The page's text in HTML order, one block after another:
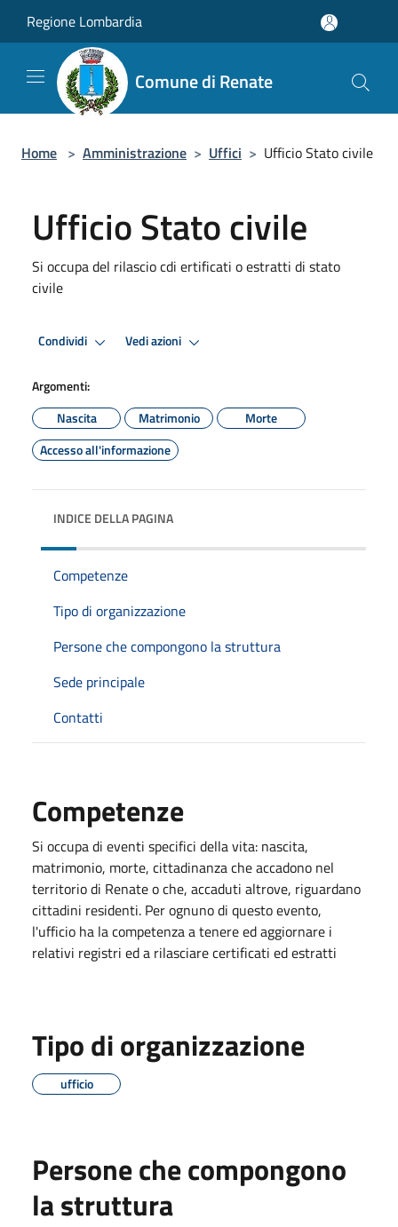
Regione Lombardia
Comune di Renate
Home > Amministrazione > Uffici > Ufficio Stato civile
Ufficio Stato civile
Si occupa del rilascio cdi ertificati o estratti di stato
civile
Condividi Vedi azioni
Argomenti:
Nascita
Matrimonio
Morte
Accesso all'informazione
INDICE DELLA PAGINA
Competenze
Tipo di organizzazione
Persone che compongono la struttura
Sede principale
Contatti
Competenze
Si occupa di eventi specifici della vita: nascita,
matrimonio, morte, cittadinanza che accadono nel
territorio di Renate o che, accaduti altrove, riguardano
cittadini residenti. Per ognuno di questo evento,
l'ufficio ha la competenza a tenere ed aggiornare i
relativi registri ed a rilasciare certificati ed estratti
Tipo di organizzazione
ufficio
Persone che compongono
la struttura